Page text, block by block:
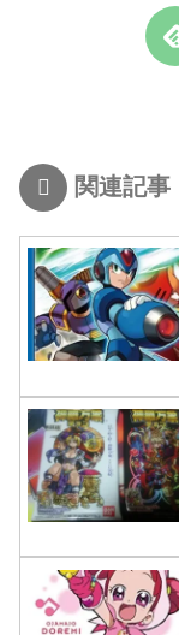
関連記事